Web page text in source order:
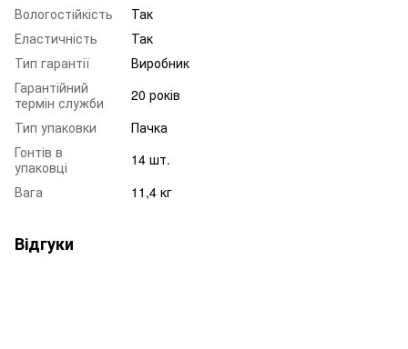
Вологостійкість
Так
Еластичність
Так
Тип гарантії
Виробник
Гарантійний
термін служби
20 років
Тип упаковки
Пачка
Гонтів в
упаковці
14 шт.
Вага
11,4 кг
Відгуки